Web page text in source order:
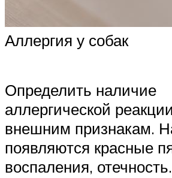
Аллергия у собак
Определить наличие
аллергической
внешним признакам.
появляются красные
воспаления,